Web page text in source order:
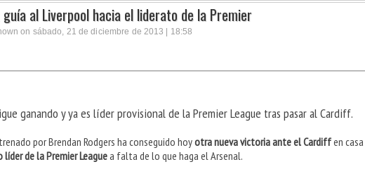
guía al Liverpool hacia el liderato de la Premier
on sábado, 21 de diciembre de 2013 | 18:58
ganando y ya es líder provisional de la Premier League tras pasar al Cardiff.
por Brendan Rodgers ha conseguido hoyotra nueva victoria ante el Cardiffen casa
de la Premier Leaguea falta de lo que haga el Arsenal.